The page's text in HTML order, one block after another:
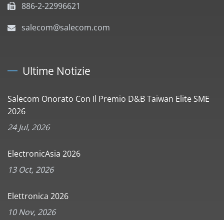
886-2-22996621
salecom@salecom.com
Ultime Notizie
Salecom Onorato Con Il Premio D&B Taiwan Elite SME
2026
24 Jul, 2026
ElectronicAsia 2026
13 Oct, 2026
Elettronica 2026
10 Nov, 2026